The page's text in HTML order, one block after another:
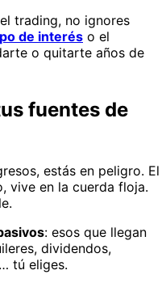
trading, no ignores
de interés o el
o quitarte años de
fuentes de
estás en peligro. El
vive en la cuerda floja.
: esos que llegan
dividendos,
tú eliges.